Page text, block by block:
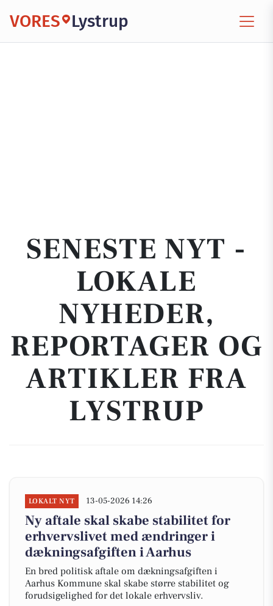
VORES Lystrup
SENESTE NYT -
LOKALE
NYHEDER,
REPORTAGER OG
ARTIKLER FRA
LYSTRUP
LOKALT NYT 13-05-2026 14:26
Ny aftale skal skabe stabilitet for
erhvervslivet med ændringer i
dækningsafgiften i Aarhus
En bred politisk aftale om dækningsafgiften i
Aarhus Kommune skal skabe større stabilitet og
forudsigelighed for det lokale erhvervsliv.